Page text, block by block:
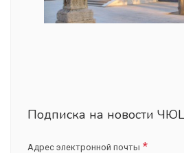
Подписка на новости
Адрес электронной почты